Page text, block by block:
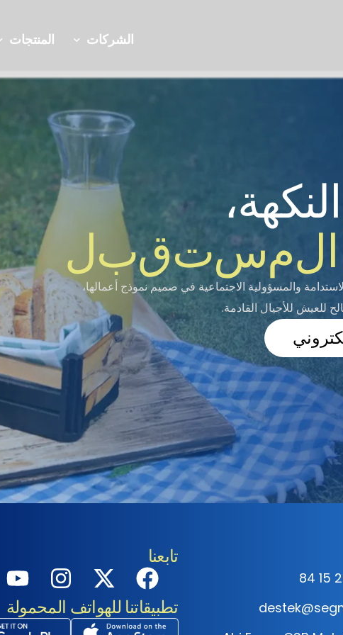
الشركات
البحث والتطوير والابتكار
الجودة قناة سيجمين تي في
المنتجات
العسل
حلقوم الحلقوم
المستقبل
والمسؤولية الاجتماعية في صميم نموذج أعمالها،
للعيش للأجيال القادمة.
تابعنا
تطبيقاتنا للهواتف المحمولة